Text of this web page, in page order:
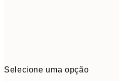
Selecione uma opção